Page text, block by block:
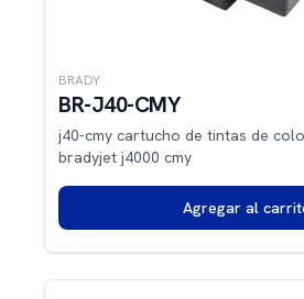
BRADY
BR-J40-CMY
j40-cmy cartucho de tintas de
bradyjet j4000 cmy
Agregar al